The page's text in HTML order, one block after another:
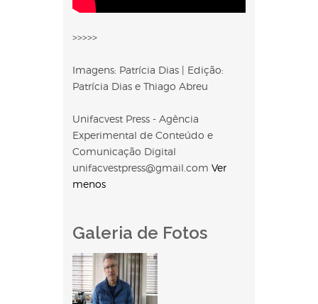
>>>>>
Imagens: Patrícia Dias | Edição:
Patrícia Dias e Thiago Abreu
Unifacvest Press - Agência
Experimental de Conteúdo e
Comunicação Digital
unifacvestpress@gmail.com Ver
menos
Galeria de Fotos